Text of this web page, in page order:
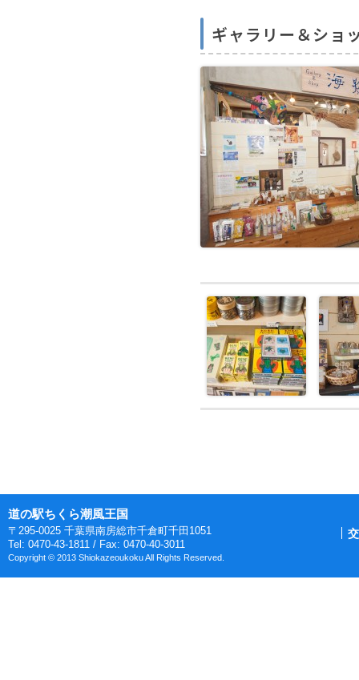
ギャラリー＆ショ
道の駅ちくら潮風王国
〒295-0025 千葉県南房総市千倉町千田1051
Tel: 0470-43-1811 / Fax: 0470-40-3011
Copyright © 2013 Shiokazeoukoku All Rights Reserved.